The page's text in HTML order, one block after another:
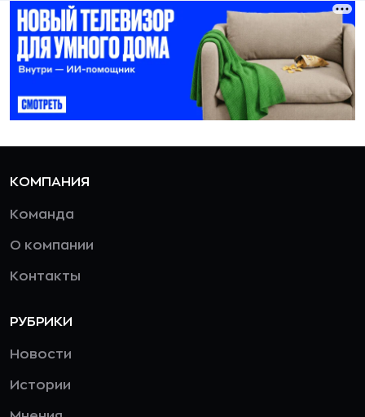
КОМПАНИЯ
Команда
О компании
Контакты
РУБРИКИ
Новости
Истории